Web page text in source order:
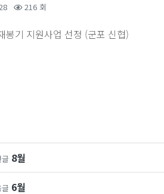
216 회
봉기 지원사업 선정 (군포 신협)
8월
6월